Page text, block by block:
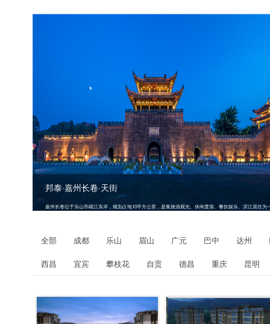
邦泰·嘉州长卷·天街
嘉州长卷位于乐山市岷江东岸，规划占地10平方公里，是集旅游观光、休闲度假、餐饮娱乐、滨江居住为
全部 成都 乐山 眉山 广元 巴中 达州
西昌 宜宾 攀枝花 自贡 德昌 重庆 昆明